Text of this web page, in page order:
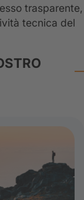
trasparente,
tecnica del